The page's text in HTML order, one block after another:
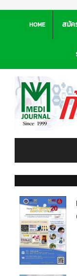
HOME สมัค